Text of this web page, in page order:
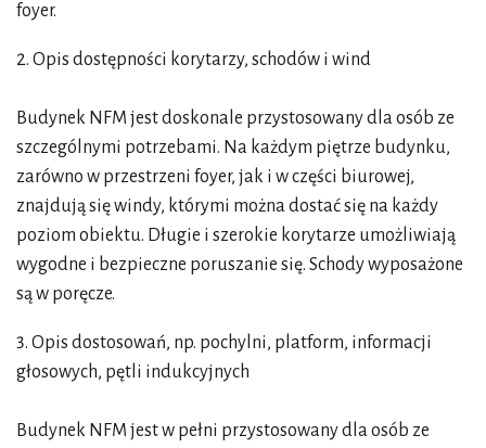
foyer.
2. Opis dostępności korytarzy, schodów i wind
Budynek NFM jest doskonale przystosowany dla osób ze
szczególnymi potrzebami. Na każdym piętrze budynku,
zarówno w przestrzeni foyer, jak i w części biurowej,
znajdują się windy, którymi można dostać się na każdy
poziom obiektu. Długie i szerokie korytarze umożliwiają
wygodne i bezpieczne poruszanie się. Schody wyposażone
są w poręcze.
3. Opis dostosowań, np. pochylni, platform, informacji
głosowych, pętli indukcyjnych
Budynek NFM jest w pełni przystosowany dla osób ze